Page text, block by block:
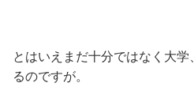
とはいえまだ十分ではなく大
るのですが。